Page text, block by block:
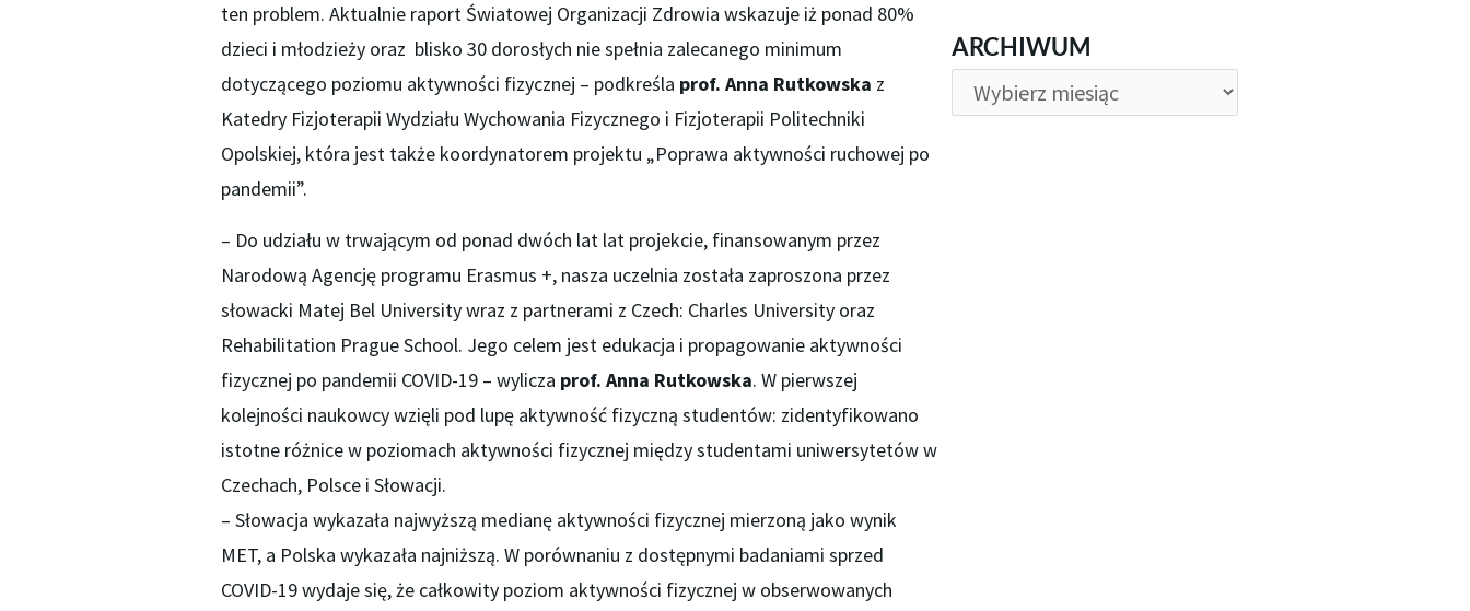
ten problem. Aktualnie raport Światowej Organizacji Zdrowia wskazuje iż ponad 80%
dzieci i młodzieży oraz blisko 30 dorosłych nie spełnia zalecanego minimum
dotyczącego poziomu aktywności fizycznej – podkreśla prof. Anna Rutkowska z
Katedry Fizjoterapii Wydziału Wychowania Fizycznego i Fizjoterapii Politechniki
Opolskiej, która jest także koordynatorem projektu „Poprawa aktywności ruchowej po
pandemii”.
– Do udziału w trwającym od ponad dwóch lat lat projekcie, finansowanym przez
Narodową Agencję programu Erasmus +, nasza uczelnia została zaproszona przez
słowacki Matej Bel University wraz z partnerami z Czech: Charles University oraz
Rehabilitation Prague School. Jego celem jest edukacja i propagowanie aktywności
fizycznej po pandemii COVID-19 – wylicza prof. Anna Rutkowska. W pierwszej
kolejności naukowcy wzięli pod lupę aktywność fizyczną studentów: zidentyfikowano
istotne różnice w poziomach aktywności fizycznej między studentami uniwersytetów w
Czechach, Polsce i Słowacji.
– Słowacja wykazała najwyższą medianę aktywności fizycznej mierzoną jako wynik
MET, a Polska wykazała najniższą. W porównaniu z dostępnymi badaniami sprzed
COVID-19 wydaje się, że całkowity poziom aktywności fizycznej w obserwowanych
ARCHIWUM
ARCHIWUM